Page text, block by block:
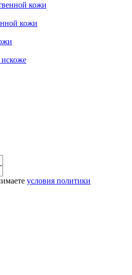
кожи
кожи
условия политики